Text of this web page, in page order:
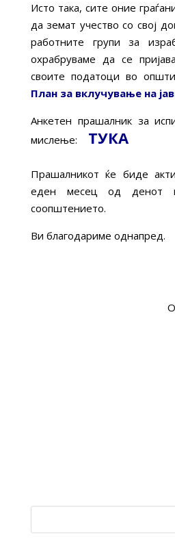
Исто така, сите оние
да земат учество со свој
работните групи за
охрабруваме да се
своите податоци во
План за вклучување на
Анкетен прашалник за
мислење: ТУКА
Прашалникот ќе биде
еден месец од денот
соопштението.
Ви благодариме однапред.